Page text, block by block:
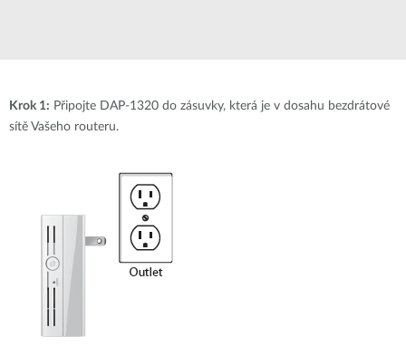
Krok 1: Připojte DAP-1320 do zásuvky, která je v dosahu bezdrátové
sítě Vašeho routeru.